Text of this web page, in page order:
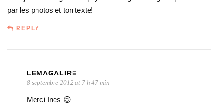
par les photos et ton texte!
REPLY
LEMAGALIRE
8 septembre 2012 at 7 h 47 min
Merci Ines 😉